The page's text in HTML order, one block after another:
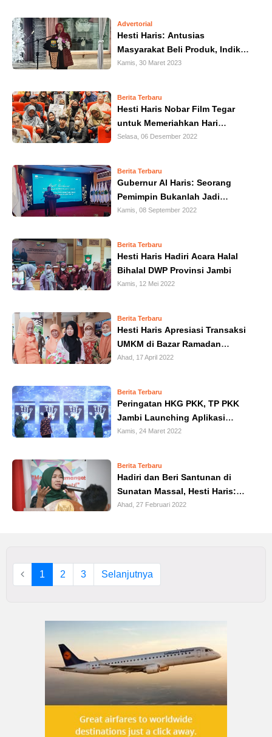
LEISUR
TEKNOLOGI
OLAHRAGA
GALLERY
IN
OPINI
INFOGRAFIS
ADVERTORIAL
INDEKS
BERITA
Advertorial
Hesti Haris: Antusias
Masyarakat Beli Produk, Indikasi
Gelaran Pasar Murah Bermanfaat
Kamis, 30 Maret 2023
Berita Terbaru
Hesti Haris Nobar Film Tegar
untuk Memeriahkan Hari
Disabilitas Internasional
Selasa, 06 Desember 2022
Berita Terbaru
Gubernur Al Haris: Seorang
Pemimpin Bukanlah Jadi
Penguasa yang Bisa Jadi
Kamis, 08 September 2022
Berita Terbaru
Hesti Haris Hadiri Acara Halal
Bihalal DWP Provinsi Jambi
Kamis, 12 Mei 2022
Berita Terbaru
Hesti Haris Apresiasi Transaksi
UMKM di Bazar Ramadan
Tembus Hingga Rp 70 Juta
Ahad, 17 April 2022
Berita Terbaru
Peringatan HKG PKK, TP PKK
Jambi Launching Aplikasi
Dasawisma
Kamis, 24 Maret 2022
Berita Terbaru
Hadiri dan Beri Santunan di
Sunatan Massal, Hesti Haris:
Bentuk Kepedulian Pemerintah
Ahad, 27 Februari 2022
1 2 3 Selanjutnya